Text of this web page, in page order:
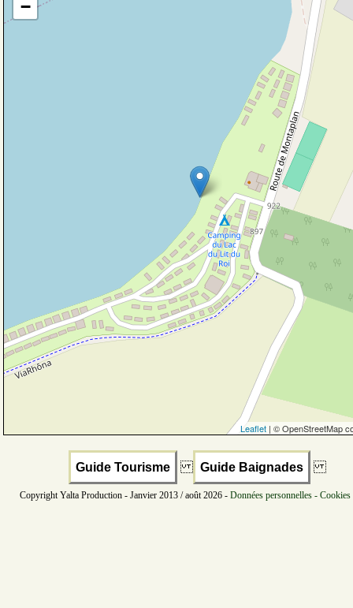
−
Leaflet | © OpenStreetMap
Guide Tourisme Guide Baignades
Copyright Yalta Production - Janvier 2013 / août 2026 - Données personnelles -